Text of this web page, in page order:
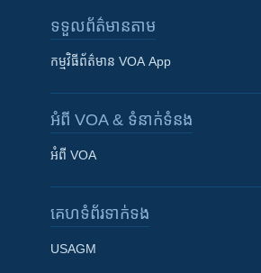
ទទួល​ព័ត៌មាន​តាម
កម្មវិធី​ព័ត៌មាន VOA App
អំពី​ VOA & ទំនាក់ទំនង
អំពី​ VOA
គេហទំព័រ​​ទាក់ទង
USAGM